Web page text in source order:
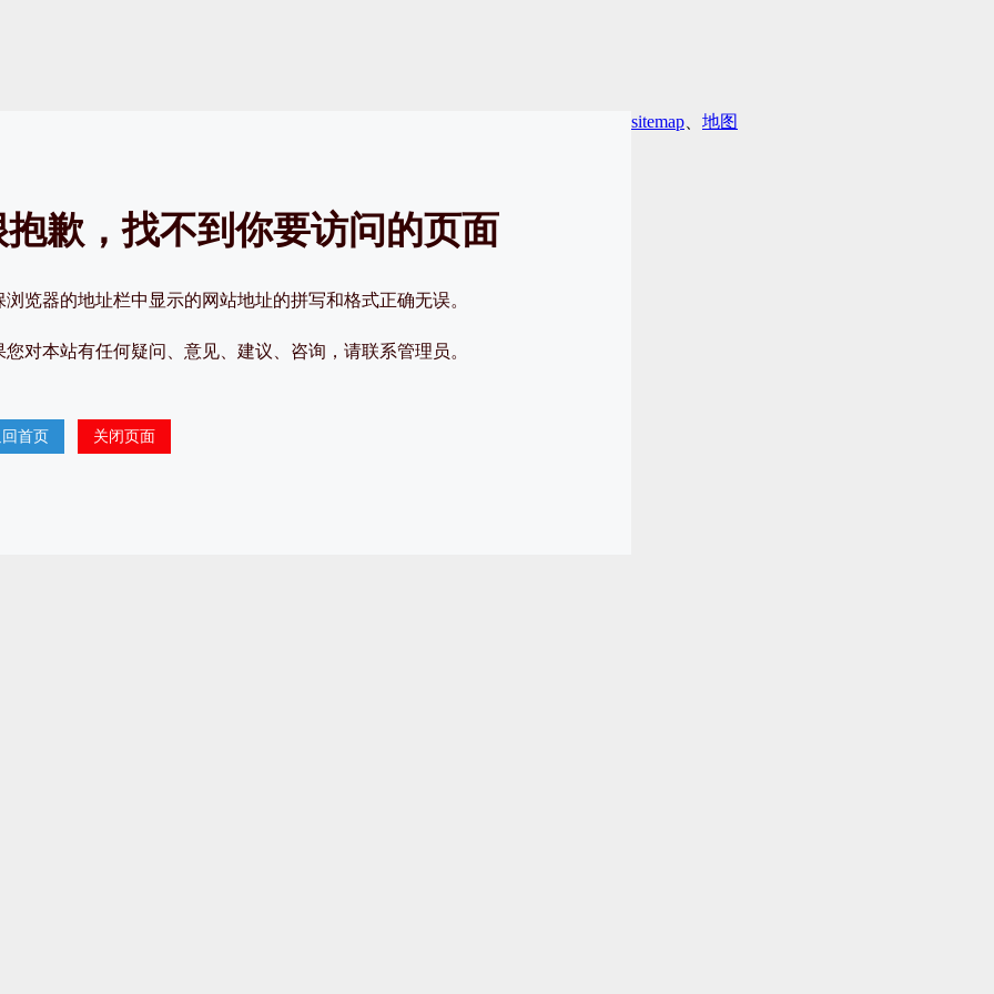
歉，找不到你要访问的页面
览器的地址栏中显示的网站地址的拼写和格式正确无误。
对本站有任何疑问、意见、建议、咨询，请联系管理员。
首页 关闭页面
sitemap 地图